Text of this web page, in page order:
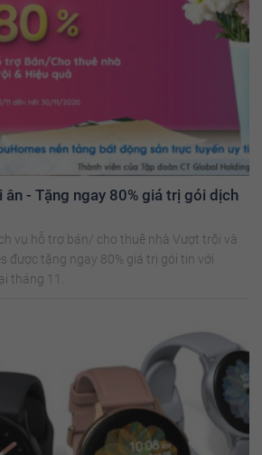
- Tặng ngay 80% giá trị gói dịch
vụ hỗ trợ bán/ cho thuê nhà Vượt trội và
được tặng ngay 80% giá trị gói tin với
tháng 11.